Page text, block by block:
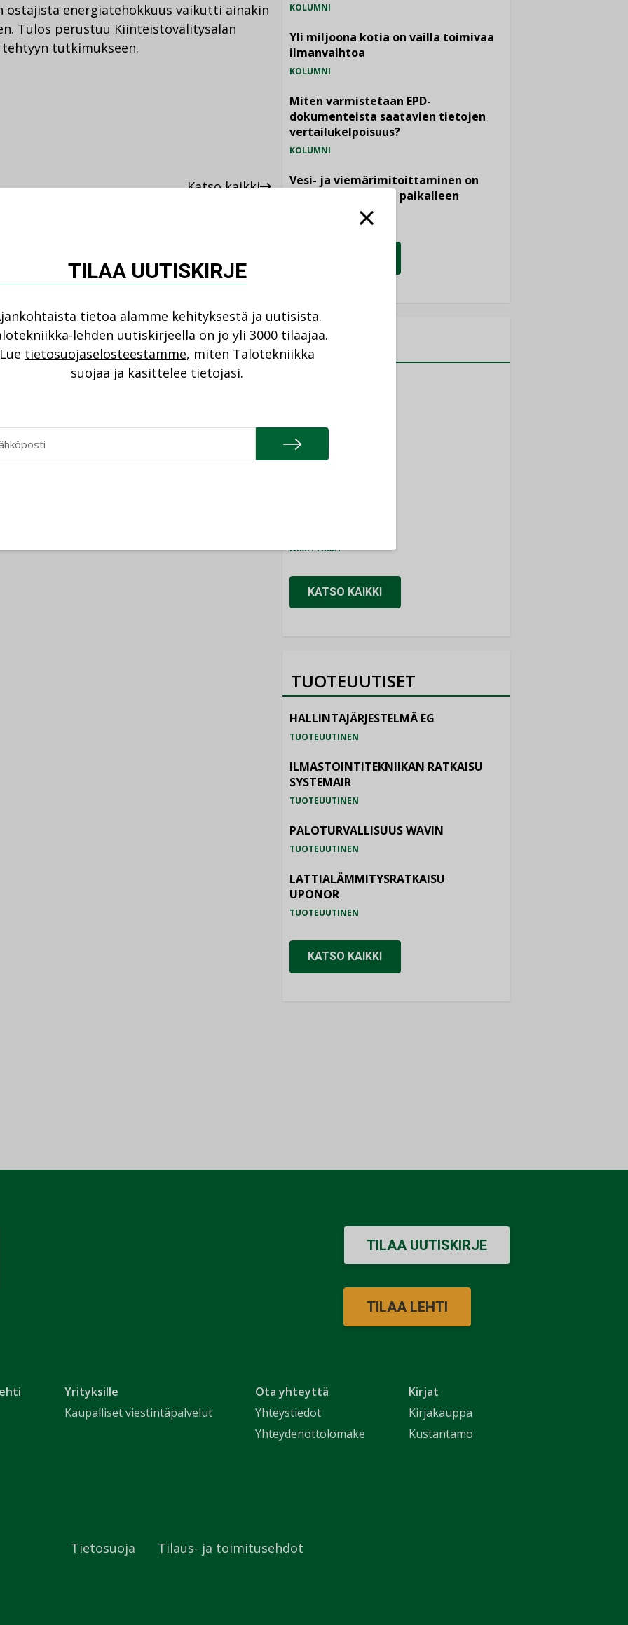
ostajista energiatehokkuus vaikutti ainakin
Tulos perustuu Kiinteistövälitysalan
tehtyyn tutkimukseen.
Katso kaikki
kun erilliset
tuodaan
LEHDEN ARTIKKELIT
04.08.2026
vakiinnuttavat
KOLUMNI
Yli miljoona kotia on vailla toimivaa
ilmanvaihtoa
KOLUMNI
Miten varmistetaan EPD-
dokumenteista saatavien tietojen
vertailukelpoisuus?
KOLUMNI
Vesi- ja viemärimitoittaminen on
jämähtänyt ajassa paikalleen
NIMITYKSET
NIMITYKSET
NIMITYKSET
KATSO KAIKKI
TUOTEUUTISET
HALLINTAJÄRJESTELMÄ EG
TUOTEUUTINEN
ILMASTOINTITEKNIIKAN RATKAISU
SYSTEMAIR
TUOTEUUTINEN
PALOTURVALLISUUS WAVIN
TUOTEUUTINEN
LATTIALÄMMITYSRATKAISU
UPONOR
TUOTEUUTINEN
KATSO KAIKKI
Yrityksille
Kaupalliset viestintäpalvelut
Ota yhteyttä
Yhteystiedot
Yhteydenottolomake
Kirjat
Kirjakauppa
Kustantamo
TILAA UUTISKIRJE
TILAA LEHTI
Tietosuoja Tilaus- ja toimitusehdot
TILAA UUTISKIRJE
tietoa alamme kehityksestä ja uutisista.
lehden uutiskirjeellä on jo yli 3000 tilaajaa.
Lue tietosuojaselosteestamme, miten Talotekniikka
suojaa ja käsittelee tietojasi.